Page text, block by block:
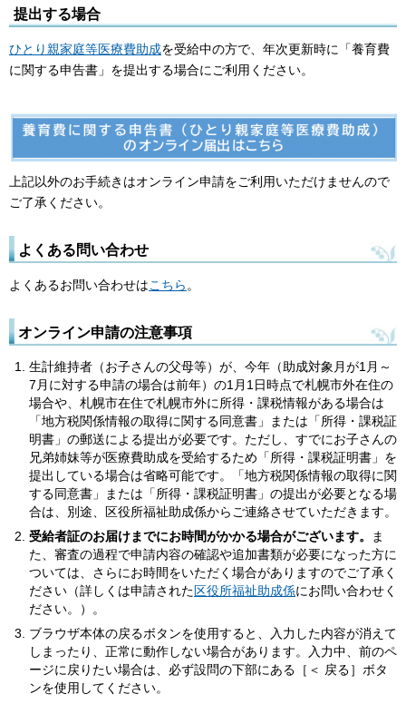
提出する場合
ひとり親家庭等医療費助成を受給中の方で、年次更新時に「養育費
に関する申告書」を提出する場合にご利用ください。
上記以外のお手続きはオンライン申請をご利用いただけませんので
ご了承ください。
よくある問い合わせ
よくあるお問い合わせはこちら 。
オンライン申請の注意事項
生計維持者（お子さんの父母等）が、今年（助成対象月が1月～
7月に対する申請の場合は前年）の1月1日時点で札幌市外在住の
場合や、札幌市在住で札幌市外に所得・課税情報がある場合は
「地方税関係情報の取得に関する同意書」または「所得・課税証
明書」の郵送による提出が必要です。ただし、すでにお子さんの
兄弟姉妹等が医療費助成を受給するため「所得・課税証明書」を
提出している場合は省略可能です。「地方税関係情報の取得に関
する同意書」または「所得・課税証明書」の提出が必要となる場
合は、別途、区役所福祉助成係からご連絡させていただきます。
受給者証のお届けまでにお時間がかかる場合がございます。
ま
た、審査の過程で申請内容の確認や追加書類が必要になった方に
ついては、さらにお時間をいただく場合がありますのでご了承く
ださい（詳しくは申請された区役所福祉助成係にお問い合わせく
ださい。）。
ブラウザ本体の戻るボタンを使用すると、入力した内容が消えて
しまったり、正常に動作しない場合があります。入力中、前のペ
ージに戻りたい場合は、必ず設問の下部にある［＜ 戻る］ボタ
ンを使用してください。